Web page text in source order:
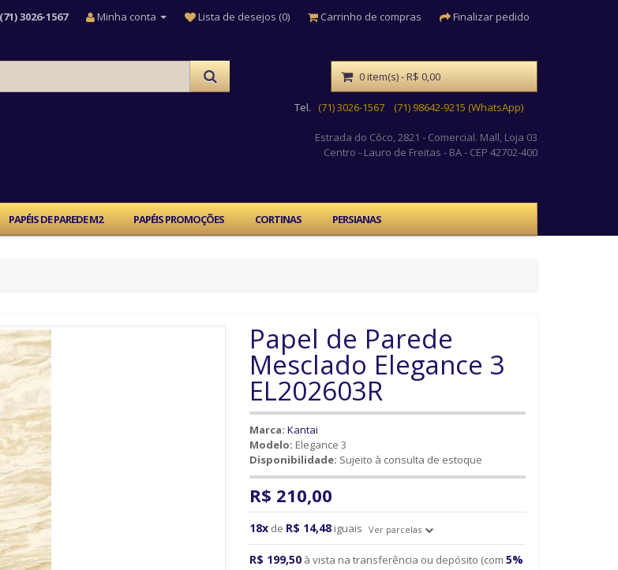
(71) 3026-1567 Minha conta Lista de desejos (0) Carrinho de compras Finalizar pedido
Tel. (71) 3026-1567 (71) 98642-9215 (WhatsApp)
Estrada do Côco, 2821 - Comercial. Mall, Loja 03
Centro - Lauro de Freitas - BA - CEP 42702-400
0 item(s) - R$ 0,00
PAPÉIS DE PAREDE M2 PAPÉIS PROMOÇÕES CORTINAS PERSIANAS
Papel de Parede
Mesclado Elegance 3
EL202603R
Marca: Kantai
Modelo: Elegance 3
Disponibilidade: Sujeito à consulta de estoque
R$ 210,00
18x de R$ 14,48 iguais Ver parcelas
R$ 199,50 à vista na transferência ou depósito (com 5%